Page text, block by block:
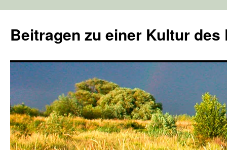
springen
Beitragen zu einer Kultur des